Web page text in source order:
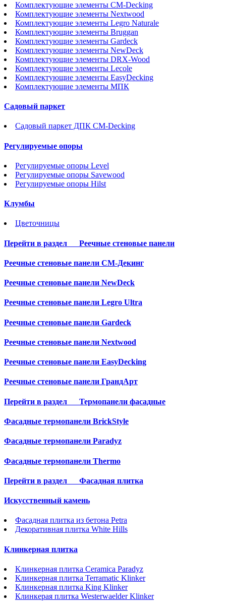
Комплектующие элементы CM-Decking
Комплектующие элементы Nextwood
Комплектующие элементы Legro Naturale
Комплектующие элементы Bruggan
Комплектующие элементы Gardeck
Комплектующие элементы NewDeck
Комплектующие элементы DRX-Wood
Комплектующие элементы Lecole
Комплектующие элементы EasyDecking
Комплектующие элементы МПК
Садовый паркет
Садовый паркет ДПК CM-Decking
Регулируемые опоры
Регулируемые опоры Level
Регулируемые опоры Savewood
Регулируемые опоры Hilst
Клумбы
Цветочницы
Перейти в раздел Реечные стеновые панели
Реечные стеновые панели СМ-Декинг
Реечные стеновые панели NewDeck
Реечные стеновые панели Legro Ultra
Реечные стеновые панели Gardeck
Реечные стеновые панели Nextwood
Реечные стеновые панели EasyDecking
Реечные стеновые панели ГрандАрт
Перейти в раздел Термопанели фасадные
Фасадные термопанели BrickStyle
Фасадные термопанели Paradyz
Фасадные термопанели Thermo
Перейти в раздел Фасадная плитка
Искусственный камень
Фасадная плитка из бетона Petra
Декоративная плитка White Hills
Клинкерная плитка
Клинкерная плитка Ceramica Paradyz
Клинкерная плитка Terramatic Klinker
Клинкерная плитка King Klinker
Клинкерая плитка Westerwaelder Klinker